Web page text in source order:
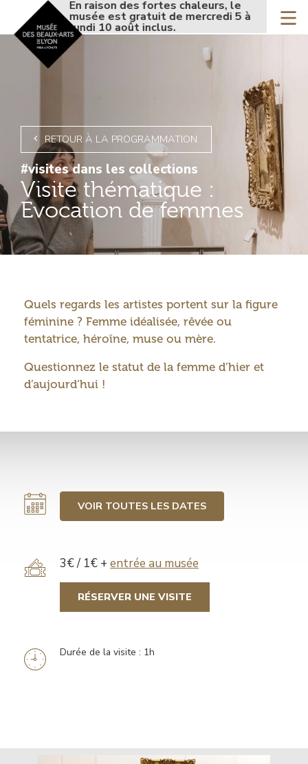
Aller
au
Accueil - Site musée
En raison des fortes chaleurs, le
musée est gratuit de mercredi 5 à
lundi 10 août inclus. lundi
RETOUR À LA PROGRAMMATION
#visites dans les collections
Visite thématique :
Evocation de femmes
Introduction
Quels regards les artistes portent sur la figure
féminine ? Femme idéalisée, rêvée ou
tentatrice, héroïne, muse ou mère.
Questionnez le statut de la femme d’hier et
d’aujourd’hui !
VOIR TOUTES LES DATES
Tarif
3€ / 1€ + entrée au musée
RÉSERVER UNE VISITE
Information
Durée de la visite : 1h